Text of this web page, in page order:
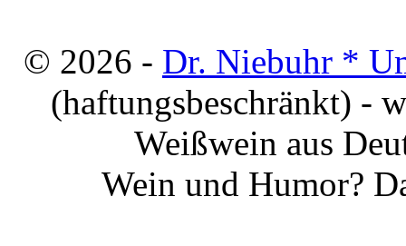
© 2026 - Dr. Niebuhr *
(haftungsbeschränkt) -
Weißwein aus
Wein und Humor?